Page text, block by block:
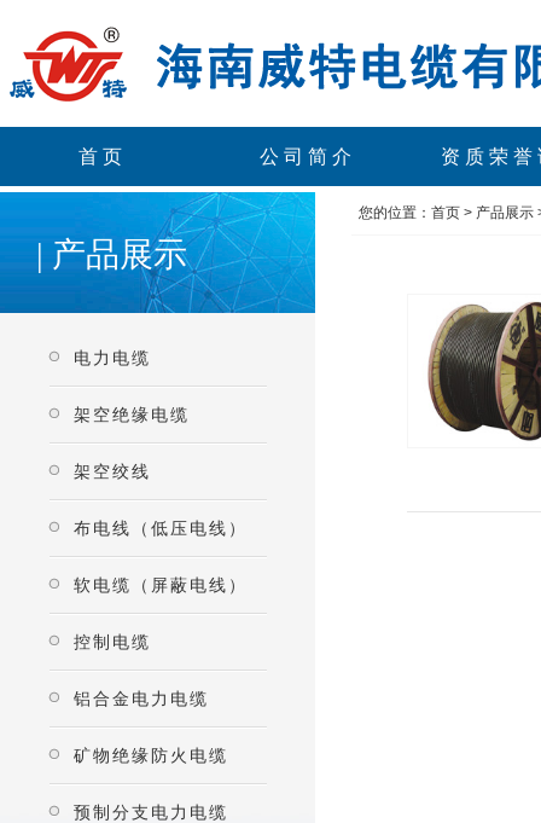
首页 公司简介 资质荣
| 产品展示
电力电缆
架空绝缘电缆
架空绞线
布电线（低压电线）
软电缆（屏蔽电线）
控制电缆
铝合金电力电缆
矿物绝缘防火电缆
预制分支电力电缆
您的位置： 首页 > 产品展示